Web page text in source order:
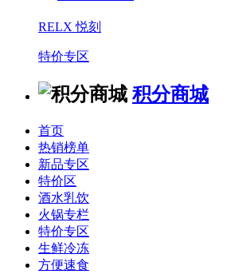
RELX 悦刻
特价专区
积分商城
首页
热销榜单
新品专区
特价区
酒水乳饮
火锅专栏
特价专区
生鲜冷冻
方便速食